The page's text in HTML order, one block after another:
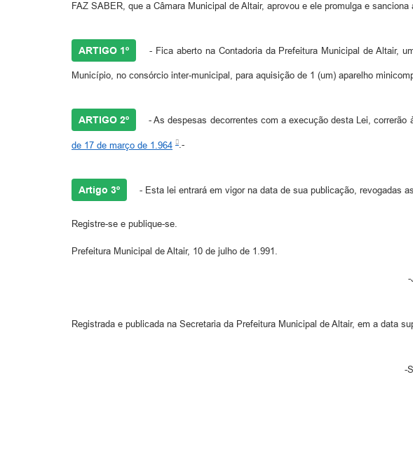
FAZ SABER, que a Câmara Municipal de Altair, aprovou e ele promulga e sanciona
ARTIGO 1º - Fica aberto na Contadoria da Prefeitura Municipal de Altair,
Município, no consórcio inter-municipal, para aquisição de 1 (um) aparelho
ARTIGO 2º - As despesas decorrentes com a execução desta Lei,
de 17 de março de 1.964 .-
Artigo 3º - Esta lei entrará em vigor na data de sua publicação, revogadas
Registre-se e publique-se.
Prefeitura Municipal de Altair, 10 de julho de 1.991.
-
Registrada e publicada na Secretaria da Prefeitura Municipal de Altair, em a data
-